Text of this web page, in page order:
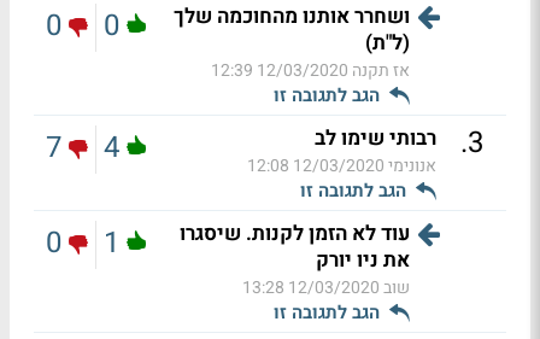
ושחרר אותנו מהחוכמה שלך
(ל"ת)
אז תקנה 12/03/2020 12:39
הגב לתגובה זו
0
0
3
. רבותי שימו לב
אנונימי12/03/2020 12:08
הגב לתגובה זו
4
7
עוד לא הזמן לקנות. שיסגרו
את ניו יורק
שוב12/03/2020 13:28
הגב לתגובה זו
1
0